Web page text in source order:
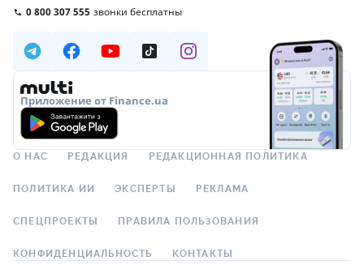
0 800 307 555 звонки бесплатны
Приложение от Finance.ua
О НАС РЕДАКЦИЯ РЕДАКЦИОННАЯ ПОЛИТИКА
ПОЛИТИКА ИИ ЭКСПЕРТЫ РЕКЛАМА
СПЕЦПРОЕКТЫ ПРАВИЛА ПОЛЬЗОВАНИЯ
КОНФИДЕНЦИАЛЬНОСТЬ КОНТАКТЫ